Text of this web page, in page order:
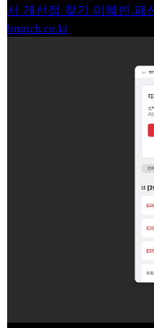
서 개선점 찾기 이혜빈 패
brunch.co.kr